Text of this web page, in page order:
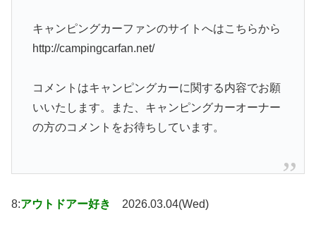
キャンピングカーファンのサイトへはこちらから
http://campingcarfan.net/
コメントはキャンピングカーに関する内容でお願
いいたします。また、キャンピングカーオーナー
の方のコメントをお待ちしています。
8:アウトドアー好き 2026.03.04(Wed)